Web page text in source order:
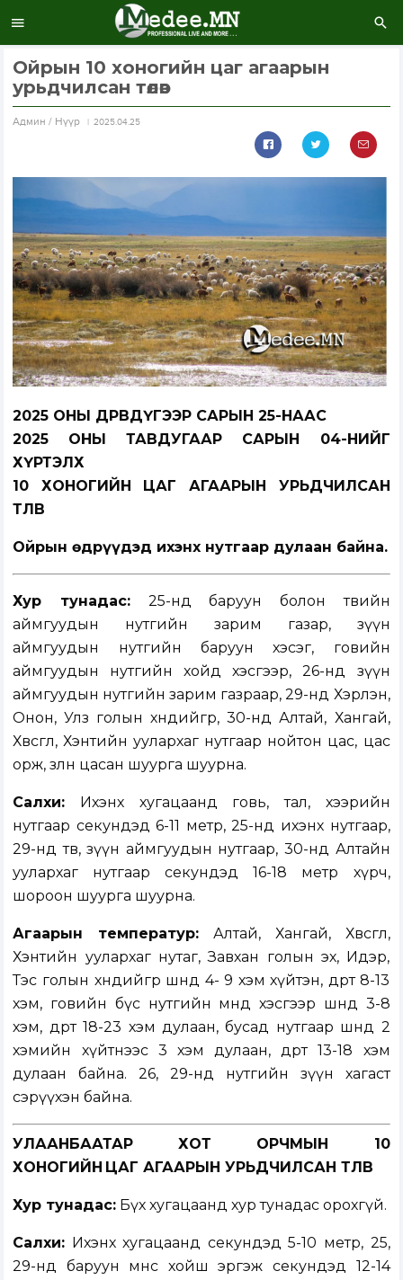
Ойрын 10 хоногийн цаг агаарын
урьдчилсан төлөв
Aдмин / Нүүр 2025.04.25
2025 ОНЫ ДӨРӨВДҮГЭЭР САРЫН 25-НААС
2025 ОНЫ ТАВДУГААР САРЫН 04-НИЙГ
ХҮРТЭЛХ
10 ХОНОГИЙН ЦАГ АГААРЫН УРЬДЧИЛСАН
ТӨЛӨВ
Ойрын өдрүүдэд ихэнх нутгаар дулаан байна.
Хур тунадас: 25-нд баруун болон төвийн
аймгуудын нутгийн зарим газар, зүүн
аймгуудын нутгийн баруун хэсэг, говийн
аймгуудын нутгийн хойд хэсгээр, 26-нд зүүн
аймгуудын нутгийн зарим газраар, 29-нд Хэрлэн,
Онон, Улз голын хөндийгөөр, 30-нд Алтай, Хангай,
Хөвсгөл, Хэнтийн уулархаг нутгаар нойтон цас, цас
орж, зөөлөн цасан шуурга шуурна.
Салхи: Ихэнх хугацаанд говь, тал, хээрийн
нутгаар секундэд 6-11 метр, 25-нд ихэнх нутгаар,
29-нд төв, зүүн аймгуудын нутгаар, 30-нд Алтайн
уулархаг нутгаар секундэд 16-18 метр хүрч,
шороон шуурга шуурна.
Агаарын температур: Алтай, Хангай, Хөвсгөл,
Хэнтийн уулархаг нутаг, Завхан голын эх, Идэр,
Тэс голын хөндийгөөр шөнөдөө 4- 9 хэм хүйтэн, өдөртөө 8-13
хэм, говийн бүс нутгийн өмнөд хэсгээр шөнөдөө 3-8
хэм, өдөртөө 18-23 хэм дулаан, бусад нутгаар шөнөдөө 2
хэмийн хүйтнээс 3 хэм дулаан, өдөртөө 13-18 хэм
дулаан байна. 26, 29-нд нутгийн зүүн хагаст
сэрүүхэн байна.
УЛААНБААТАР ХОТ ОРЧМЫН 10
ХОНОГИЙН ЦАГ АГААРЫН УРЬДЧИЛСАН ТӨЛӨВ
Хур тунадас: Бүх хугацаанд хур тунадас орохгүй.
Салхи: Ихэнх хугацаанд секундэд 5-10 метр, 25,
29-нд баруун өмнөөс хойш эргэж секундэд 12-14